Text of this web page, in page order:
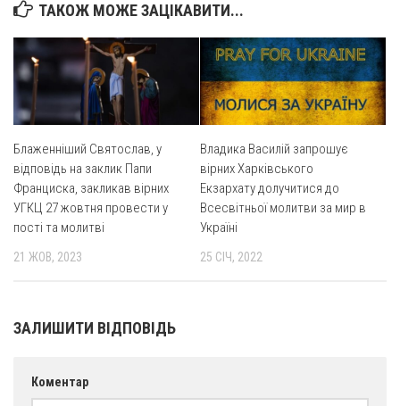
Свято-Покровський монастир оо Василіян
Свято-Івано-Павлівський монастир сестер Згромадження
Св. Йосифа ОПДМ
Монастир Успення Пресвятої Богородиці Сестер Чину
Святого Василія Великого
Комісії
Комісія з питань душпастирства охорони здоров’я
Квіти Слобожанщини
ТАКОЖ МОЖЕ ЗАЦІКАВИТИ...
Блаженніший Святослав, у
відповідь на заклик Папи
Франциска, закликав вірних
УГКЦ 27 жовтня провести у
пості та молитві
21 ЖОВ, 2023
Владика Василій запрошує
вірних Харківського
Екзархату долучитися до
Всесвітньої молитви за мир в
Україні
25 СІЧ, 2022
ЗАЛИШИТИ ВІДПОВІДЬ
Коментар